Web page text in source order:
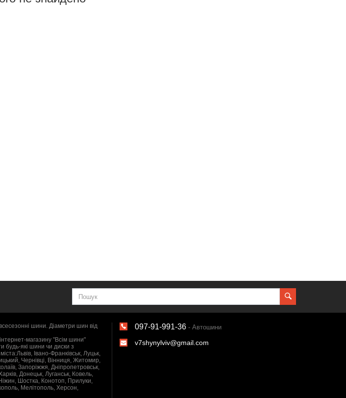
всесезонні шини. Діаметри шин від
магазину "Всім шини"
будь-які шини чи диски з
Івано-Франківськ, Луцьк,
Чернівці, Вінниця, Житомир,
Запоріжжя, Дніпропетровськ,
Донецьк, Луганськ, Ковель,
Шостка, Конотоп, Прилуки,
Мелітополь, Херсон,
097-91-991-36 - Автошини